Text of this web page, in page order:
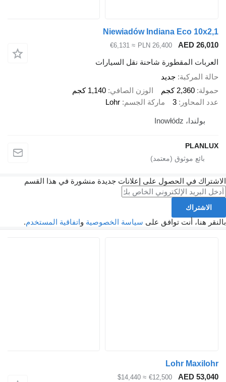
Niewiadów Indiana Eco
PLN 26,400
≈ €6,131
المقطورة شاحنة نقل السيارات
جديد
2,360 كجم
الوزن الصافي
1,140 كجم
3 ماركة الجسم Lohr
الحصول على إعلانات جديدة منشورة في هذا القسم
أنت توافق علىسياسة الخصوصيةواتفاقية المستخدم .
Lohr
€12,500
≈ $14,440